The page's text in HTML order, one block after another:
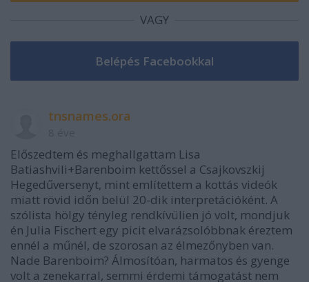
VAGY
tnsnames.ora
Előszedtem és meghallgattam Lisa
Batiashvili+Barenboim kettőssel a Csajkovszkij
Hegedűversenyt, mint említettem a kottás videók
miatt rövid időn belül 20-dik interpretációként. A
szólista hölgy tényleg rendkívülien jó volt, mondjuk
én Julia Fischert egy picit elvarázsolóbbnak éreztem
ennél a műnél, de szorosan az élmezőnyben van.
Nade Barenboim? Álmosítóan, harmatos és gyenge
volt a zenekarral, semmi érdemi támogatást nem